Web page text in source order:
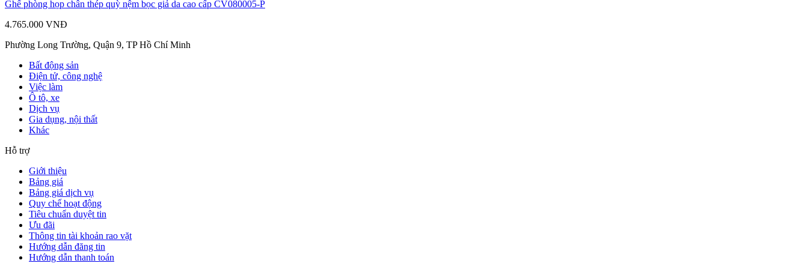
Ghế phòng họp chân thép quỳ nệm bọc giả da cao cấp CV080005-P
4.765.000 VNĐ
Phường Long Trường, Quận 9, TP Hồ Chí Minh
Bất động sản
Điện tử, công nghệ
Việc làm
Ô tô, xe
Dịch vụ
Gia dụng, nội thất
Khác
Hỗ trợ
Giới thiệu
Bảng giá
Bảng giá dịch vụ
Quy chế hoạt động
Tiêu chuẩn duyệt tin
Ưu đãi
Thông tin tài khoản rao vặt
Hướng dẫn đăng tin
Hướng dẫn thanh toán